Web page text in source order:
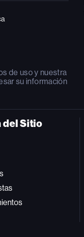
de usoy nuestra
su información
del Sitio